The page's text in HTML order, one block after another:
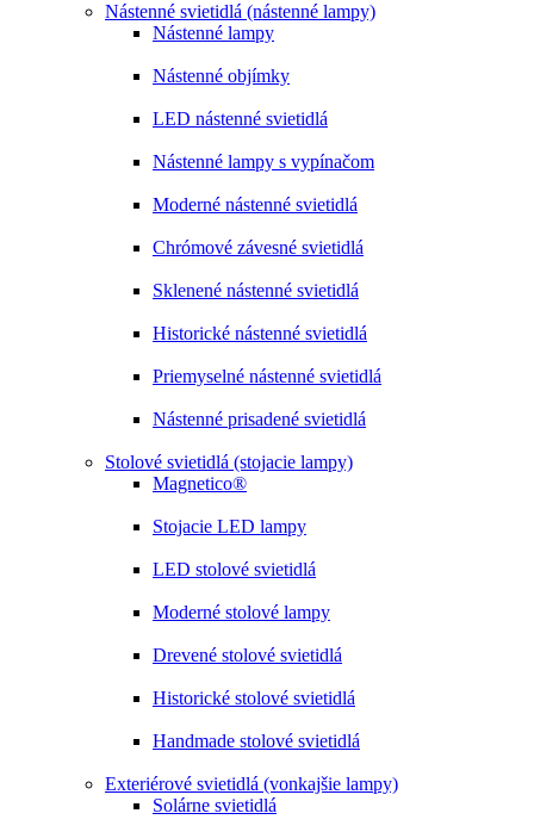
Nástenné svietidlá (nástenné lampy)
Nástenné lampy
Nástenné objímky
LED nástenné svietidlá
Nástenné lampy s vypínačom
Moderné nástenné svietidlá
Chrómové závesné svietidlá
Sklenené nástenné svietidlá
Historické nástenné svietidlá
Priemyselné nástenné svietidlá
Nástenné prisadené svietidlá
Stolové svietidlá (stojacie lampy)
Magnetico®
Stojacie LED lampy
LED stolové svietidlá
Moderné stolové lampy
Drevené stolové svietidlá
Historické stolové svietidlá
Handmade stolové svietidlá
Exteriérové svietidlá (vonkajšie lampy)
Solárne svietidlá